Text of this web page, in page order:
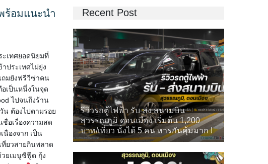
ร้อมแนะนำ
ะเทศยอดนิยมที่
ประเทศไม่ยุ่ง
ถมยังฟรีวีซ่าคน
อเป็นหนึ่งในจุด
ไปจนถึงร้าน
น ต้องไปตามรอย
อเรื่องความสด
นื่องจาก เป็น
ที่ยวสายกินพลาด
ยเมนูซีฟู๊ด กุ้ง
Recent Post
รีวิวรถตู้ไฟฟ้า รับ-ส่ง สนามบิน
สุวรรณภูมิ ดอนเมือง เริ่มต้น 1,200
บาท/เที่ยว นั่งได้ 5 คน หารกันคุ้มมาก !